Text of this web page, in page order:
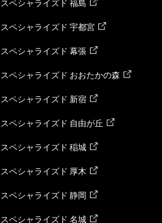
スペシャライズド 福島
スペシャライズド 宇都宮
スペシャライズド 幕張
スペシャライズド おおたかの森
スペシャライズド 新宿
スペシャライズド 自由が丘
スペシャライズド 稲城
スペシャライズド 厚木
スペシャライズド 静岡
スペシャライズド 名城